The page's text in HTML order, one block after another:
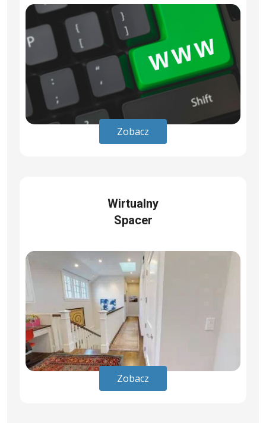
Zobacz
Wirtualny
Spacer
Zobacz